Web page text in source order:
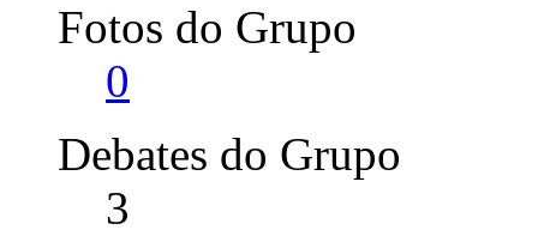
Fotos do Grupo
0
Debates do Grupo
3